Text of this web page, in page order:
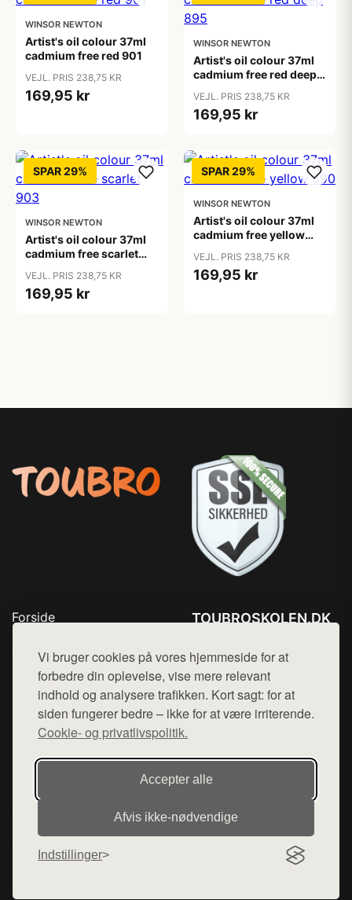
Vi bruger cookies på vores hjemmeside for at
forbedre din oplevelse, vise mere relevant
indhold og analysere trafikken. Kort sagt: for at
siden fungerer bedre – ikke for at være irriterende.
Cookie- og privatlivspolitik.
Accepter alle
Afvis ikke‑nødvendige
Indstillinger
WINSOR NEWTON
Artist's oil colour 37ml
cadmium free red 901
VEJL. PRIS 238,75 KR
169,95 kr
WINSOR NEWTON
Artist's oil colour 37ml
cadmium free red deep
VEJL. PRIS 238,75 KR
169,95 kr
SPAR 29%
WINSOR NEWTON
Artist's oil colour 37ml
cadmium free scarlet
VEJL. PRIS 238,75 KR
169,95 kr
SPAR 29%
WINSOR NEWTON
Artist's oil colour 37ml
cadmium free yellow
VEJL. PRIS 238,75 KR
169,95 kr
Forside
Top Rabatter
Blog
Kontakt
TOUBROSKOLEN.DK
Mail: hej@want.dk
Cookie- og privatlivspolitik
Denne side er en del af want.dk, der udgiver en række
hjemmesider med præsentation af forskellige produkter fra
diverse webshops. Der sælges ikke varer fra denne side - vi
henviser til de shops, som sælger varen. Vi har heller ikke
varerne på lager.